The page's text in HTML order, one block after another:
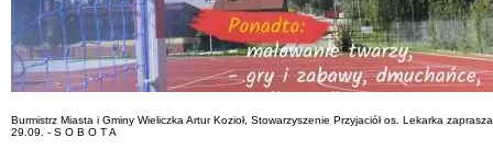
Burmistrz Miasta i Gminy Wieliczka Artur Kozioł, Stowarzyszenie Przyjaciół os. Lekarka
29.09. - S O B O T A